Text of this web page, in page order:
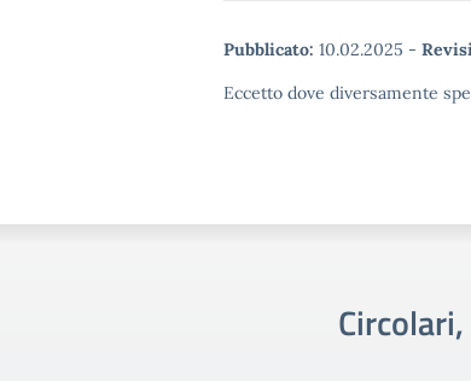
Pubblicato: 10.02.2025 -
Eccetto dove diversamente